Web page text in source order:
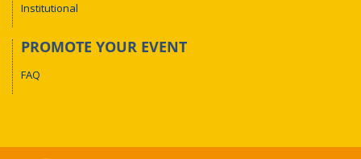
Institutional
PROMOTE YOUR EVENT
FAQ